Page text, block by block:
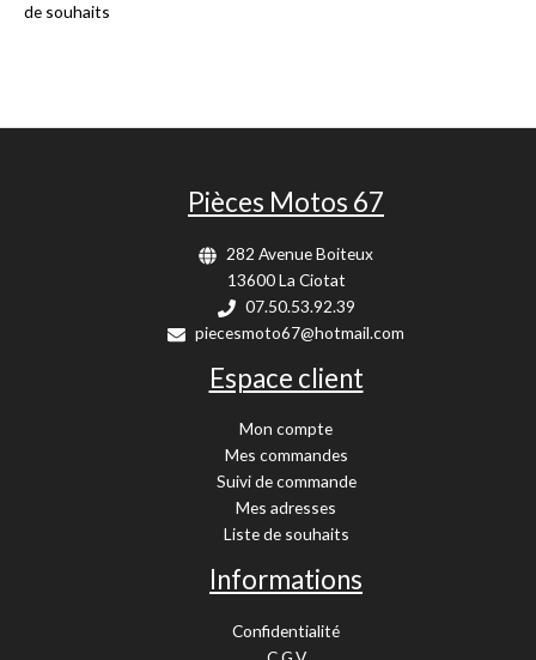
de souhaits
Pièces Motos 67
282 Avenue Boiteux
13600 La Ciotat
07.50.53.92.39
piecesmoto67@hotmail.com
Espace client
Mon compte
Mes commandes
Suivi de commande
Mes adresses
Liste de souhaits
Informations
Confidentialité